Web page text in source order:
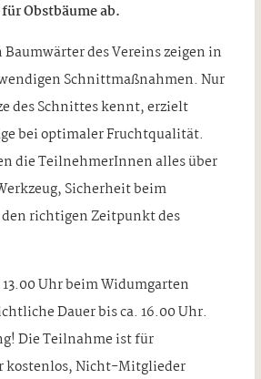
Obstbäume ab.
des Vereins zeigen in
Schnittmaßnahmen. Nur
des Schnittes kennt, erzielt
bei optimaler Fruchtqualität.
die TeilnehmerInnen alles über
Sicherheit beim
richtigen Zeitpunkt des
Uhr beim Widumgarten
Dauer bis ca. 16.00 Uhr.
Die Teilnahme ist für
kostenlos, Nicht-Mitglieder